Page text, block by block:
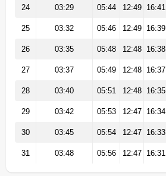
24 03:29 05:44 12:49 16:41
25 03:32 05:46 12:49 16:39
26 03:35 05:48 12:48 16:38
27 03:37 05:49 12:48 16:37
28 03:40 05:51 12:48 16:35
29 03:42 05:53 12:47 16:34
30 03:45 05:54 12:47 16:33
31 03:48 05:56 12:47 16:31